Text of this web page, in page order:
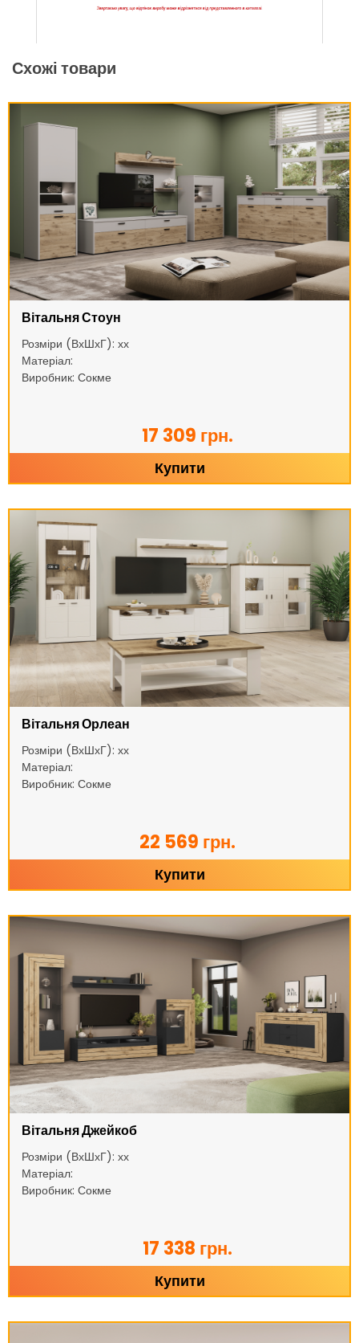
Схожі товари
Вітальня Стоун
Розміри (ВхШхГ): хх
Матеріал:
Виробник: Сокме
17 309 грн.
Купити
Вітальня Орлеан
Розміри (ВхШхГ): хх
Матеріал:
Виробник: Сокме
22 569 грн.
Купити
Вітальня Джейкоб
Розміри (ВхШхГ): хх
Матеріал:
Виробник: Сокме
17 338 грн.
Купити